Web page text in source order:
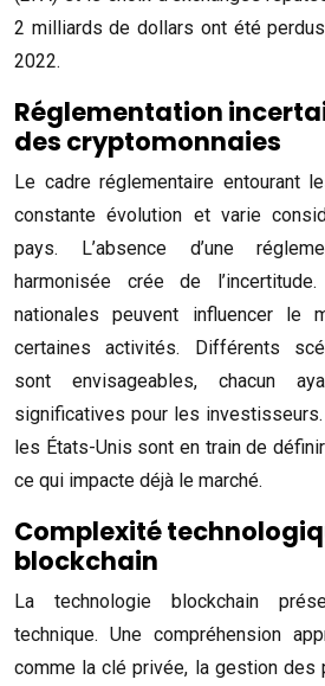
2 milliards de dollars ont été
2022.
Réglementation
des cryptomonnaies
Le cadre réglementaire entourant
constante évolution et varie
pays. L’absence d’une
harmonisée crée de
nationales peuvent influencer le
certaines activités. Différents
sont envisageables, chacun
significatives pour les investisseurs.
les États-Unis sont en train de
ce qui impacte déjà le marché.
Complexité
blockchain
La technologie blockchain
technique. Une compréhension
comme la clé privée, la gestion